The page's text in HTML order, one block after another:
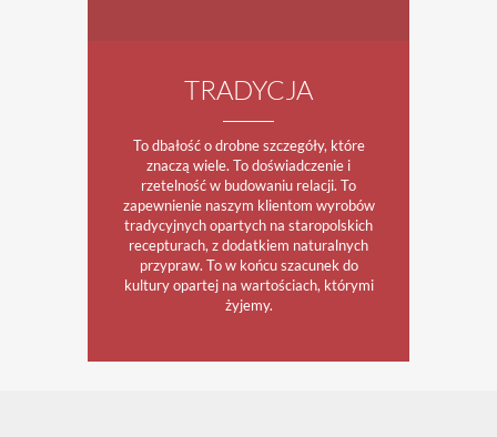
TRADYCJA
To dbałość o drobne szczegóły, które
znaczą wiele. To doświadczenie i
rzetelność w budowaniu relacji. To
zapewnienie naszym klientom wyrobów
tradycyjnych opartych na staropolskich
recepturach, z dodatkiem naturalnych
przypraw. To w końcu szacunek do
kultury opartej na wartościach, którymi
żyjemy.